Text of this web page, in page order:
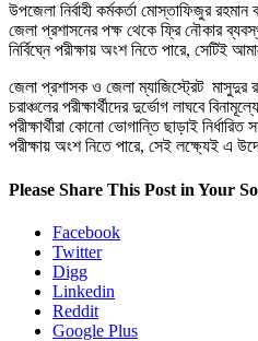
উপজেলা নির্বাহী কর্মকর্তা মোস্তাফিজুর রহমান
জেলা প্রশাসনের পক্ষ থেকে ফ্রি নৌকার
নির্বিঘ্নে পরীক্ষায় অংশ নিতে পারে, সেটিই
জেলা প্রশাসক ও জেলা ম্যাজিস্ট্রেট মাসুদুর
চরাঞ্চলের পরীক্ষার্থীদের দুর্ভোগ লাঘবে
পরীক্ষার্থীরা কোনো ভোগান্তি ছাড়াই নির্ধারিত
পরীক্ষায় অংশ নিতে পারে, সেই লক্ষ্যেই এ
Please Share This Post in Your
Facebook
Twitter
Digg
Linkedin
Reddit
Google Plus